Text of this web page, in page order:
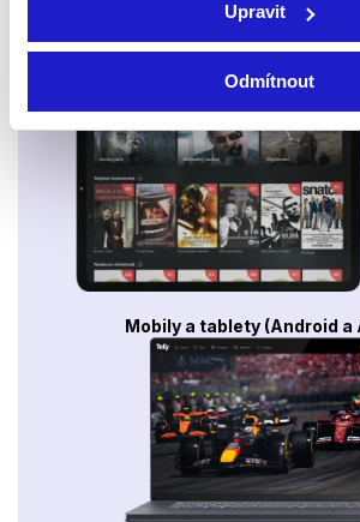
Upravit
Odmítnout
Smart TV - Android, Google,
Mobily a tablety (Android a